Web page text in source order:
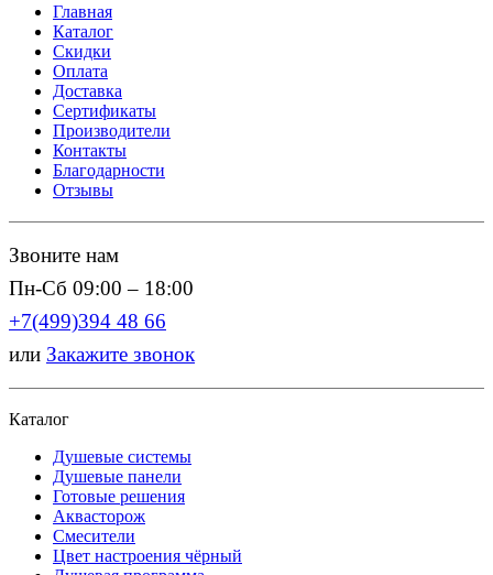
Главная
Каталог
Скидки
Оплата
Доставка
Сертификаты
Производители
Контакты
Благодарности
Отзывы
Звоните нам
Пн-Сб 09:00 – 18:00
+7(499)394 48 66
или Закажите звонок
Каталог
Душевые системы
Душевые панели
Готовые решения
Аквасторож
Смесители
Цвет настроения чёрный